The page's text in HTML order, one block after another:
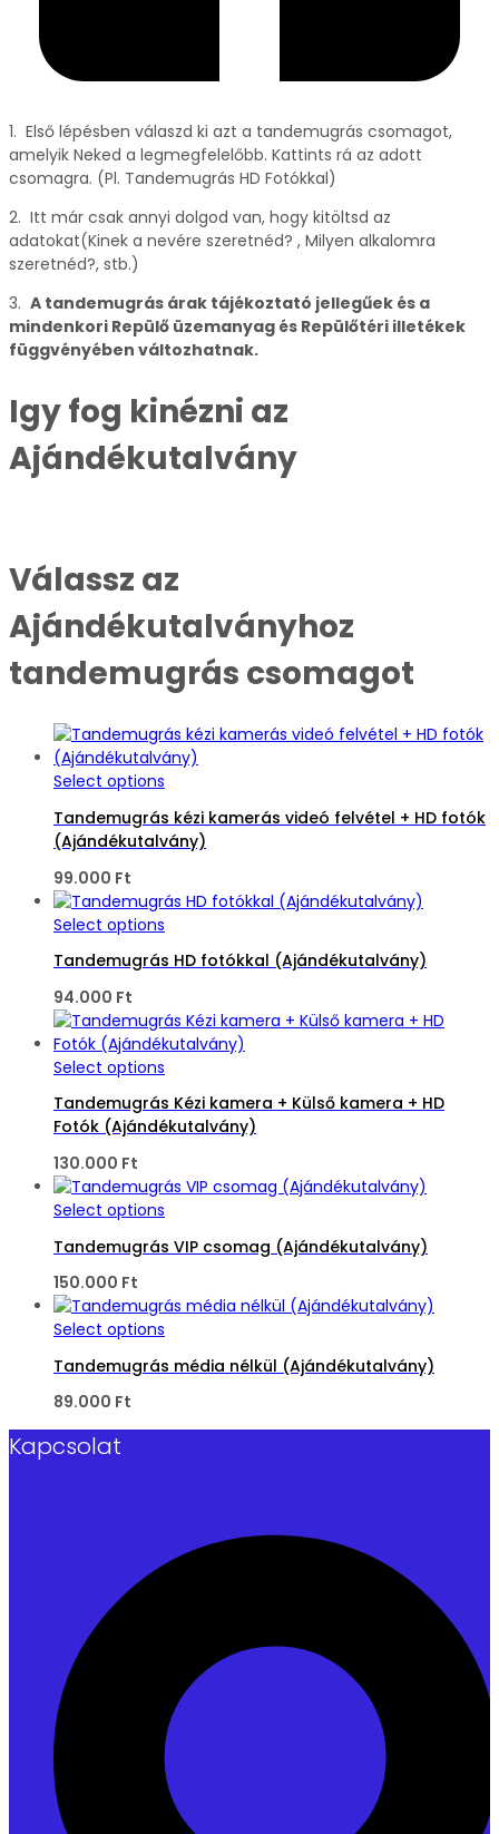
1. Első lépésben válaszd ki azt a tandemugrás csomagot,
amelyik Neked a legmegfelelőbb. Kattints rá az adott
csomagra. (Pl. Tandemugrás HD Fotókkal)
2. Itt már csak annyi dolgod van, hogy kitöltsd az
adatokat(Kinek a nevére szeretnéd? , Milyen alkalomra
szeretnéd?, stb.)
3. A tandemugrás árak tájékoztató jellegűek és a
mindenkori Repülő üzemanyag és Repülőtéri illetékek
függvényében változhatnak.
Igy fog kinézni az
Ajándékutalvány
Válassz az
Ajándékutalványhoz
tandemugrás csomagot
Select options
Tandemugrás kézi kamerás videó felvétel + HD fotók
(Ajándékutalvány)
99.000 Ft
Select options
Tandemugrás HD fotókkal (Ajándékutalvány)
94.000 Ft
Select options
Tandemugrás Kézi kamera + Külső kamera + HD
Fotók (Ajándékutalvány)
130.000 Ft
Select options
Tandemugrás VIP csomag (Ajándékutalvány)
150.000 Ft
Select options
Tandemugrás média nélkül (Ajándékutalvány)
89.000 Ft
Kapcsolat